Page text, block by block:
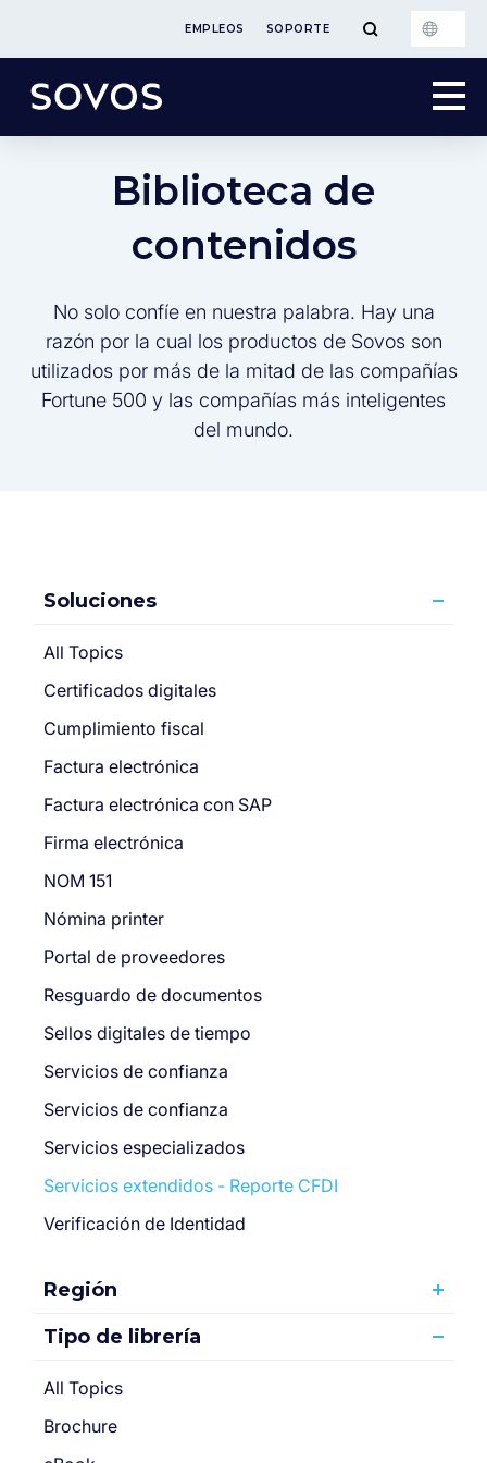
EMPLEOS SOPORTE
Biblioteca de
contenidos
No solo confíe en nuestra palabra. Hay una
razón por la cual los productos de Sovos son
utilizados por más de la mitad de las compañías
Fortune 500 y las compañías más inteligentes
del mundo.
Soluciones
All Topics
Certificados digitales
Cumplimiento fiscal
Factura electrónica
Factura electrónica con SAP
Firma electrónica
NOM 151
Nómina printer
Portal de proveedores
Resguardo de documentos
Sellos digitales de tiempo
Servicios de confianza
Servicios de confianza
Servicios especializados
Servicios extendidos - Reporte CFDI
Verificación de Identidad
Región
Tipo de librería
All Topics
Brochure